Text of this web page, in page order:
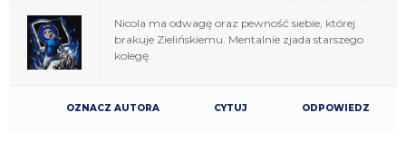
Nicola ma odwagę oraz pewność siebie, której
brakuje Zielińskiemu. Mentalnie zjada starszego
kolegę.
OZNACZ AUTORA CYTUJ ODPOWIEDZ